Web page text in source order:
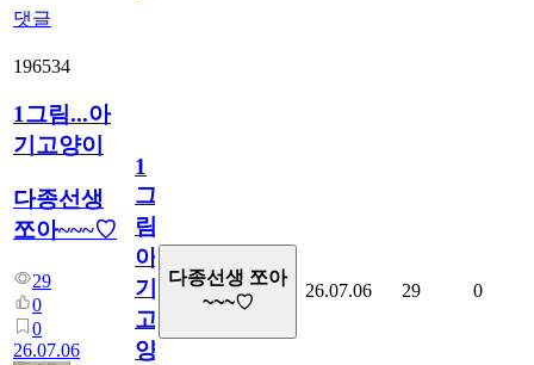
댓글
196534
1그림...아
기고양이
다종선생
쪼아~~~♡
29
0
0
26.07.06
1
그
림...
아
기
고
양
다종선생 쪼아
~~~♡
26.07.06 29 0